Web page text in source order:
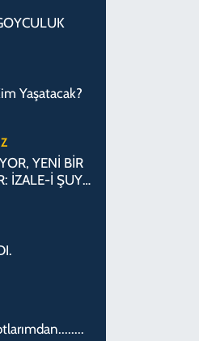
Yaşatacak?
YENİ BİR
İZALE-İ ŞUYU